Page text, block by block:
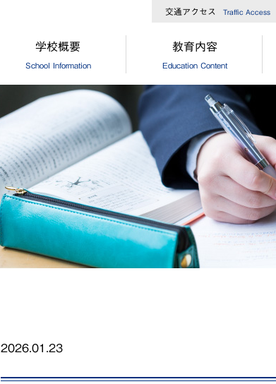
交通アクセス Traffic Access
学校概要
School Information
校長からのメッセージ
学校経営方針
修大ひろしま協創が目指す教育
広島修道大学との連携
海外協定校・姉妹校
施設・設備
生徒数
教育内容
Education Content
中高一貫コースについて
[高校]コース制
[高校]特別進学コース
[高校]進学コース
探究
GCP
国際理解プログラム
2026.01.23